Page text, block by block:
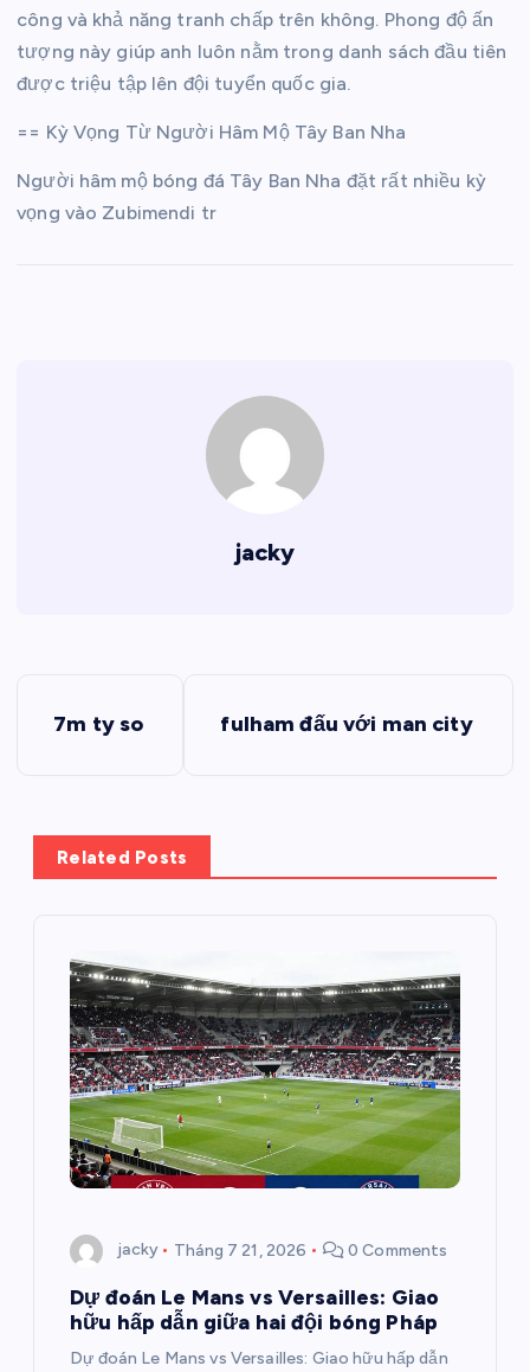
công và khả năng tranh chấp trên không. Phong độ ấn
tượng này giúp anh luôn nằm trong danh sách đầu tiên
được triệu tập lên đội tuyển quốc gia.
== Kỳ Vọng Từ Người Hâm Mộ Tây Ban Nha
Người hâm mộ bóng đá Tây Ban Nha đặt rất nhiều kỳ
vọng vào Zubimendi tr
jacky
u
7m ty so fulham đấu với man city
Related Posts
jacky Tháng 7 21, 2026 0 Comments
Dự đoán Le Mans vs Versailles: Giao
hữu hấp dẫn giữa hai đội bóng Pháp
Dự đoán Le Mans vs Versailles: Giao hữu hấp dẫn